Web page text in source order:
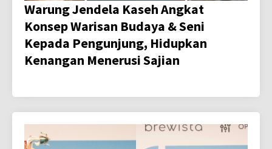
Warung Jendela Kaseh Angkat
Konsep Warisan Budaya & Seni
Kepada Pengunjung, Hidupkan
Kenangan Menerusi Sajian